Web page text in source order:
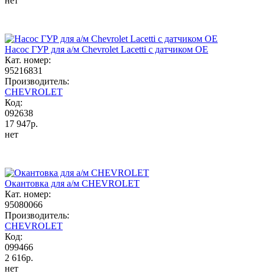
Насос ГУР для а/м Chevrolet Lacetti с датчиком OE
Кат. номер:
95216831
Производитель:
CHEVROLET
Код:
092638
17 947р.
нет
Окантовка для а/м CHEVROLET
Кат. номер:
95080066
Производитель:
CHEVROLET
Код:
099466
2 616р.
нет